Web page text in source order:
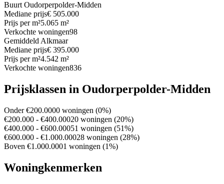
Buurt Oudorperpolder-Midden
Mediane prijs€ 505.000
Prijs per m²5.065 m²
Verkochte woningen98
Gemiddeld Alkmaar
Mediane prijs€ 395.000
Prijs per m²4.542 m²
Verkochte woningen836
Prijsklassen in Oudorperpolder-Midden
Onder €200.0000 woningen (0%)
€200.000 - €400.00020 woningen (20%)
€400.000 - €600.00051 woningen (51%)
€600.000 - €1.000.00028 woningen (28%)
Boven €1.000.0001 woningen (1%)
Woningkenmerken